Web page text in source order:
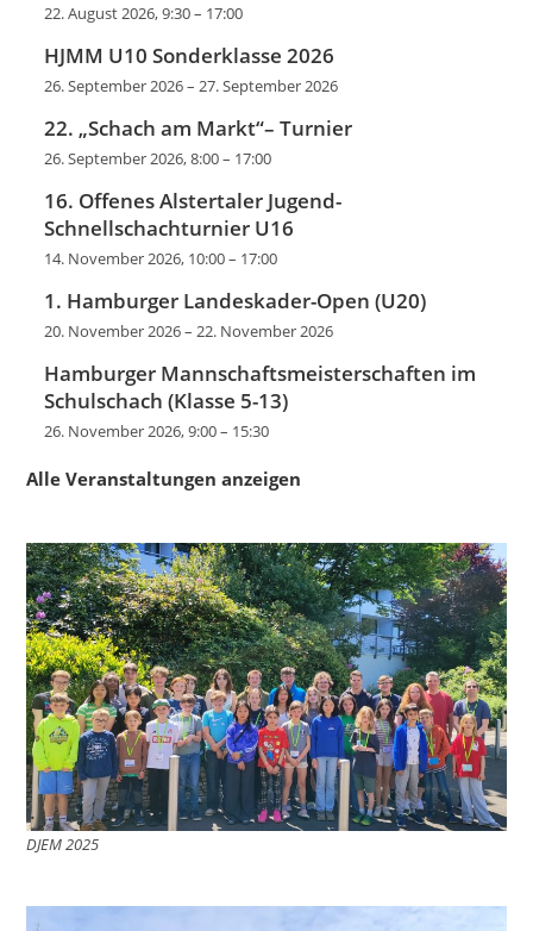
22. August 2026, 9:30– 17:00
HJMM U10 Sonderklasse 2026
26. September 2026–27. September 2026
22. „Schach am Markt“– Turnier
26. September 2026, 8:00– 17:00
16. Offenes Alstertaler Jugend-
Schnellschachturnier U16
14. November 2026, 10:00– 17:00
1. Hamburger Landeskader-Open (U20)
20. November 2026–22. November 2026
Hamburger Mannschaftsmeisterschaften im
Schulschach (Klasse 5-13)
26. November 2026, 9:00– 15:30
Alle Veranstaltungen anzeigen
DJEM 2025